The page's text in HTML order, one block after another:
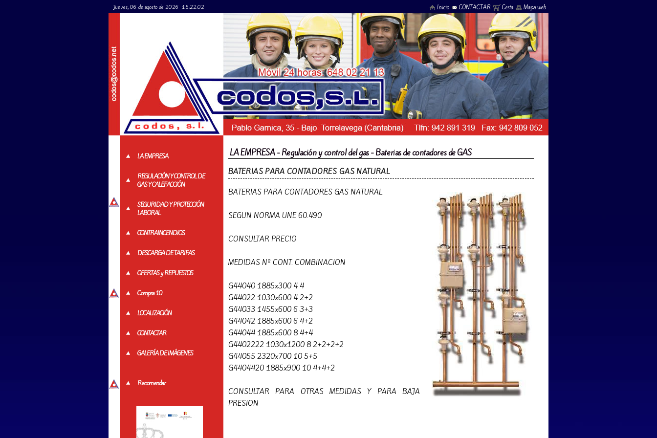
Jueves, 06 de agosto de 2026 15:22:03 Inicio CONTACTAR Cesta Mapa web
LA EMPRESA
REGULACIÓN Y CONTROL DE
GAS Y CALEFACCIÓN
SEGURIDAD Y PROTECCIÓN
LABORAL
CONTRAINCENDIOS
DESCARGA DE TARIFAS
OFERTAS y REPUESTOS
Compra 10
LOCALIZACIÓN
CONTACTAR
GALERÍA DE IMÁGENES
Recomendar
LA EMPRESA - Regulación y control del gas - Baterias de contadores de GAS
BATERIAS PARA CONTADORES GAS NATURAL
BATERIAS PARA CONTADORES GAS NATURAL
SEGUN NORMA UNE 60.490
CONSULTAR PRECIO
MEDIDAS Nº CONT. COMBINACION
G44040 1885x300 4 4
G44022 1030x600 4 2+2
G44033 1455x600 6 3+3
G44042 1885x600 6 4+2
G44044 1885x600 8 4+4
G4402222 1030x1200 8 2+2+2+2
G44055 2320x700 10 5+5
G4404420 1885x900 10 4+4+2
CONSULTAR PARA OTRAS MEDIDAS Y PARA BAJA
PRESION